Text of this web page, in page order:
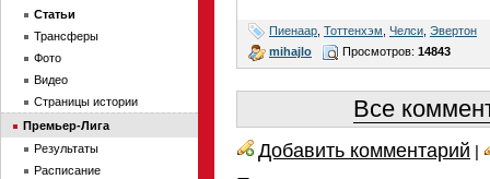
Пиенаар Тоттенхэм Челси Эвертон
mihajlo
Просмотров: 14843
Все
Добавить комментарий |
Статьи
Трансферы
Фото
Видео
Страницы истории
Премьер-Лига
Результаты
Расписание